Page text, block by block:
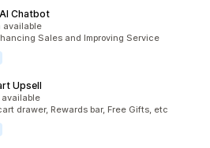
Chatbot
available
Sales and Improving Service
Upsell
available
drawer, Rewards bar, Free Gifts, etc